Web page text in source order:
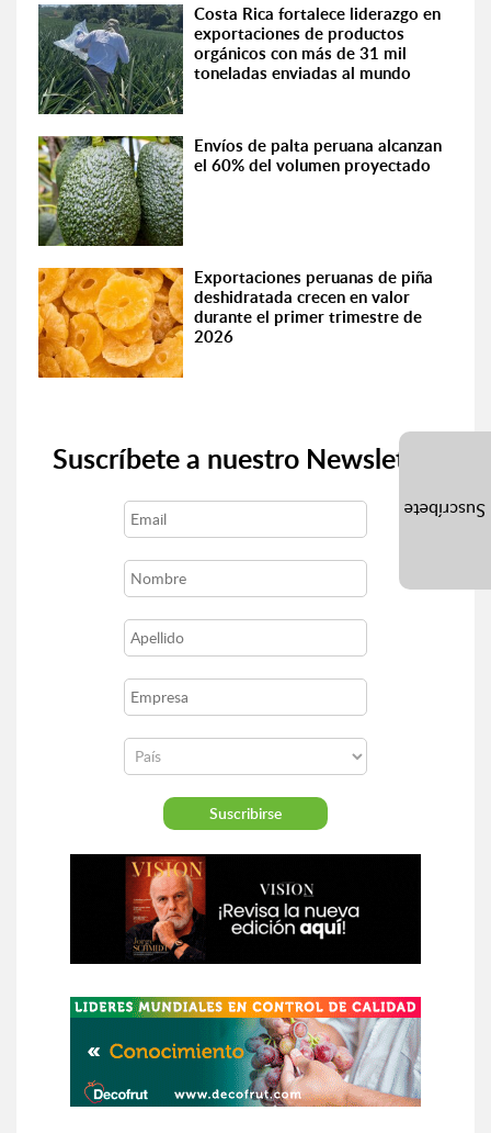
Costa Rica fortalece liderazgo en
exportaciones de productos
orgánicos con más de 31 mil
toneladas enviadas al mundo
Envíos de palta peruana alcanzan
el 60% del volumen proyectado
Exportaciones peruanas de piña
deshidratada crecen en valor
durante el primer trimestre de
2026
Suscríbete a nuestro Newsletter
Suscríbete